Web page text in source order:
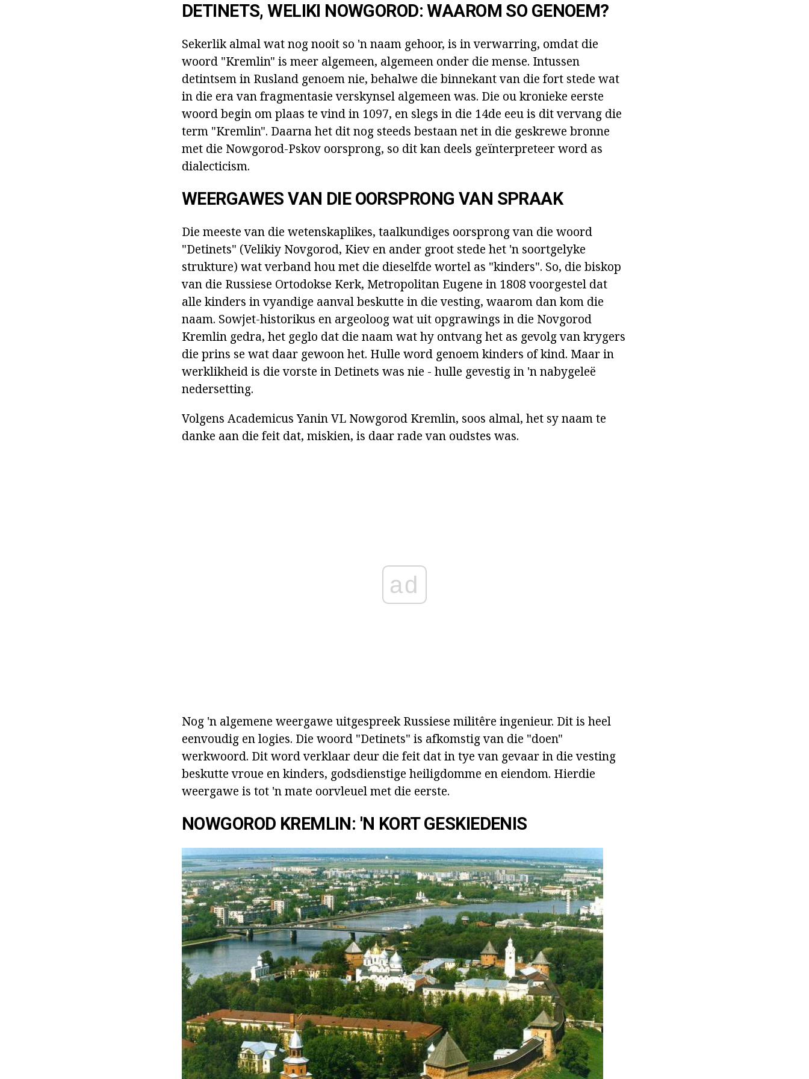
DETINETS, WELIKI NOWGOROD: WAAROM SO GENOEM?
Sekerlik almal wat nog nooit so 'n naam gehoor, is in verwarring, omdat die
woord "Kremlin" is meer algemeen, algemeen onder die mense. Intussen
detintsem in Rusland genoem nie, behalwe die binnekant van die fort stede wat
in die era van fragmentasie verskynsel algemeen was. Die ou kronieke eerste
woord begin om plaas te vind in 1097, en slegs in die 14de eeu is dit vervang die
term "Kremlin". Daarna het dit nog steeds bestaan net in die geskrewe bronne
met die Nowgorod-Pskov oorsprong, so dit kan deels geïnterpreteer word as
dialecticism.
WEERGAWES VAN DIE OORSPRONG VAN SPRAAK
Die meeste van die wetenskaplikes, taalkundiges oorsprong van die woord
"Detinets" (Velikiy Novgorod, Kiev en ander groot stede het 'n soortgelyke
strukture) wat verband hou met die dieselfde wortel as "kinders". So, die biskop
van die Russiese Ortodokse Kerk, Metropolitan Eugene in 1808 voorgestel dat
alle kinders in vyandige aanval beskutte in die vesting, waarom dan kom die
naam. Sowjet-historikus en argeoloog wat uit opgrawings in die Novgorod
Kremlin gedra, het geglo dat die naam wat hy ontvang het as gevolg van krygers
die prins se wat daar gewoon het. Hulle word genoem kinders of kind. Maar in
werklikheid is die vorste in Detinets was nie - hulle gevestig in 'n nabygeleë
nedersetting.
Volgens Academicus Yanin VL Nowgorod Kremlin, soos almal, het sy naam te
danke aan die feit dat, miskien, is daar rade van oudstes was.
ad
Nog 'n algemene weergawe uitgespreek Russiese militêre ingenieur. Dit is heel
eenvoudig en logies. Die woord "Detinets" is afkomstig van die "doen"
werkwoord. Dit word verklaar deur die feit dat in tye van gevaar in die vesting
beskutte vroue en kinders, godsdienstige heiligdomme en eiendom. Hierdie
weergawe is tot 'n mate oorvleuel met die eerste.
NOWGOROD KREMLIN: 'N KORT GESKIEDENIS